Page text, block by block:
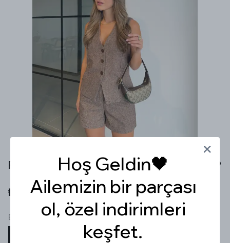
PREMİUM BALIK SIRTI KAHVERENGİ YELEK ŞORT TAKIM
₺ 1,299.99
Beden
Hoş Geldin🖤
Ailemizin bir parçası
ol, özel indirimleri
keşfet.